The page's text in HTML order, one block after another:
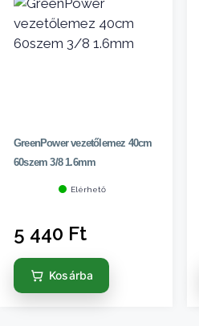
GreenPower vezetőlemez 40cm
60szem 3/8 1.6mm
Elérhető
5 440 Ft
Kosárba